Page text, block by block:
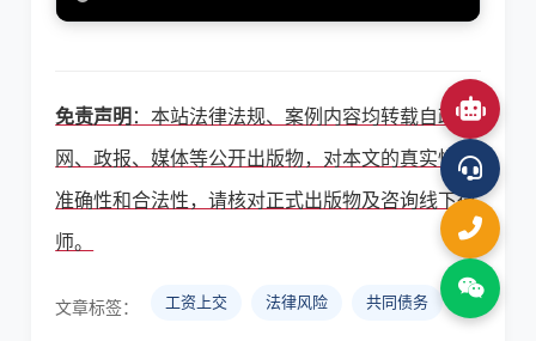
免责声明 ：本站法律法规、案例内容均转载自政府
网、政报、媒体等公开出版物，对本文的真实性、
准确性和合法性，请核对正式出版物及咨询线下律
师。
文章标签： 工资上交 法律风险 共同债务